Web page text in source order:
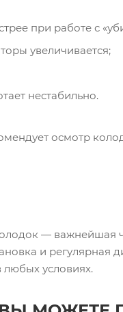
при работе с
увеличивается;
нестабильно.
осмотр
— важнейшая
и регулярная
условиях.